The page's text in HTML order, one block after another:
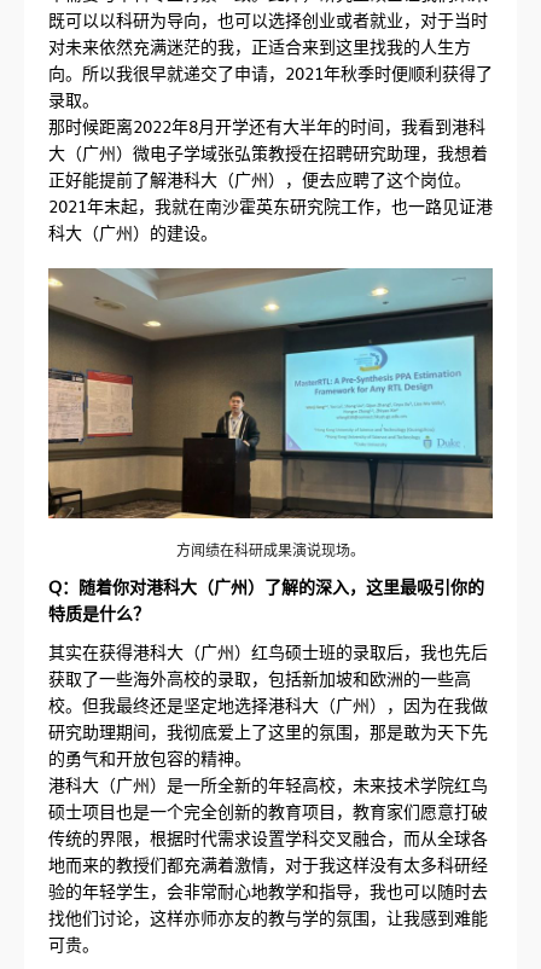
既可以以科研为导向，也可以选择创业或者就业，对于当时
对未来依然充满迷茫的我，正适合来到这里找我的人生方
向。所以我很早就递交了申请，2021年秋季时便顺利获得了
录取。
那时候距离2022年8月开学还有大半年的时间，我看到港科
大（广州）微电子学域张弘策教授在招聘研究助理，我想着
正好能提前了解港科大（广州），便去应聘了这个岗位。
2021年末起，我就在南沙霍英东研究院工作，也一路见证港
科大（广州）的建设。
方闻绩在科研成果演说现场。
Q：随着你对港科大（广州）了解的深入，这里最吸引你的
特质是什么？
其实在获得港科大（广州）红鸟硕士班的录取后，我也先后
获取了一些海外高校的录取，包括新加坡和欧洲的一些高
校。但我最终还是坚定地选择港科大（广州），因为在我做
研究助理期间，我彻底爱上了这里的氛围，那是敢为天下先
的勇气和开放包容的精神。
港科大（广州）是一所全新的年轻高校，未来技术学院红鸟
硕士项目也是一个完全创新的教育项目，教育家们愿意打破
传统的界限，根据时代需求设置学科交叉融合，而从全球各
地而来的教授们都充满着激情，对于我这样没有太多科研经
验的年轻学生，会非常耐心地教学和指导，我也可以随时去
找他们讨论，这样亦师亦友的教与学的氛围，让我感到难能
可贵。